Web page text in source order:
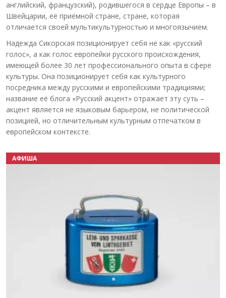
английский, французский), родившегося в сердце Европы – в
Швейцарии, её приёмной стране, стране, которая
отличается своей мультикультурностью и многоязычием.
Надежда Сикорская позиционирует себя не как «русский
голос», а как голос европейки русского происхождения,
имеющей более 30 лет профессионального опыта в сфере
культуры. Она позиционирует себя как культурного
посредника между русскими и европейскими традициями;
название её блога «Русский акцент» отражает эту суть –
акцент является не языковым барьером, не политической
позицией, но отличительным культурным отпечатком в
европейском контексте.
АФИША